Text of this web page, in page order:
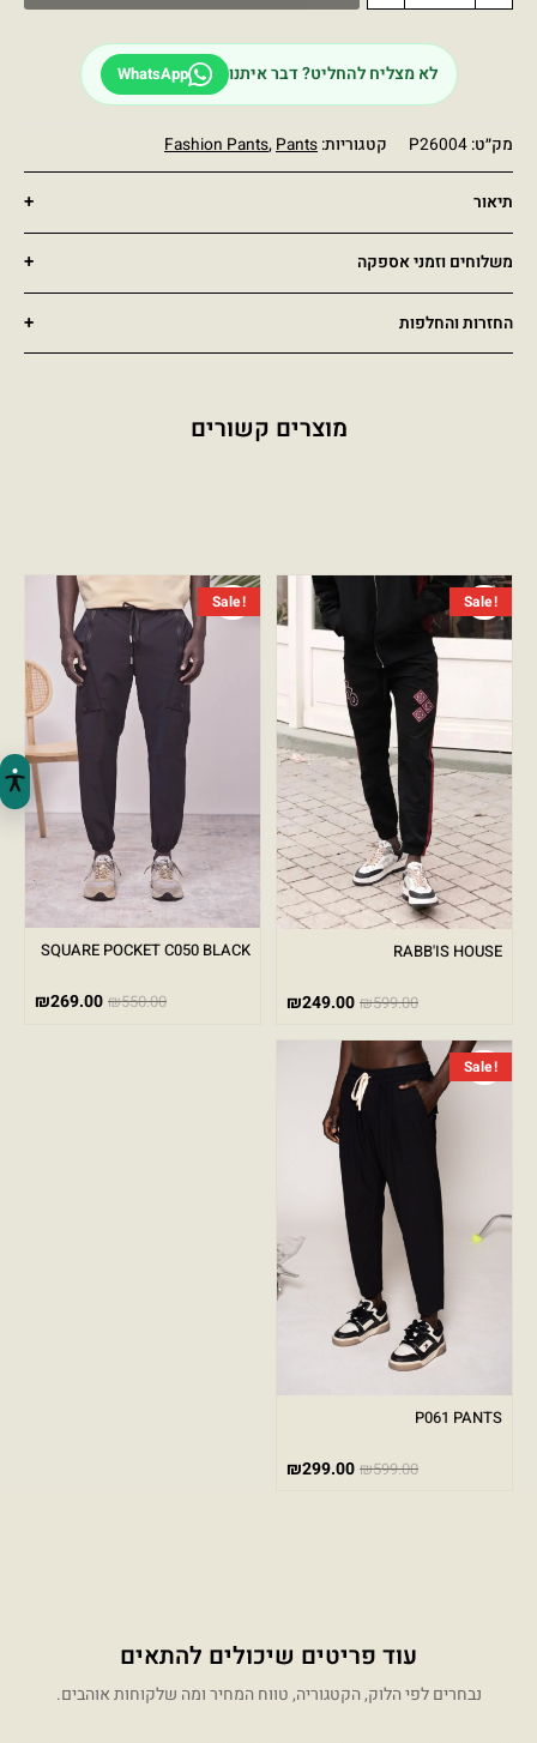
לא מצליח להחליט? דבר איתנו WhatsApp
מק״ט: P26004 קטגוריות: Fashion Pants, Pants
תיאור
משלוחים וזמני אספקה
החזרות והחלפות
מוצרים קשורים
Sale!
RABB'IS HOUSE
₪599.00
המחיר המקורי היה: ₪599.00.
₪249.00
המחיר הנוכחי הוא: ₪249.00.
Sale!
SQUARE POCKET C050 BLACK
₪550.00
₪269.00
Sale!
P061 PANTS
₪599.00
₪299.00
עוד פריטים שיכולים להתאים
נבחרים לפי הלוק, הקטגוריה, טווח המחיר ומה שלקוחות אוהבים.